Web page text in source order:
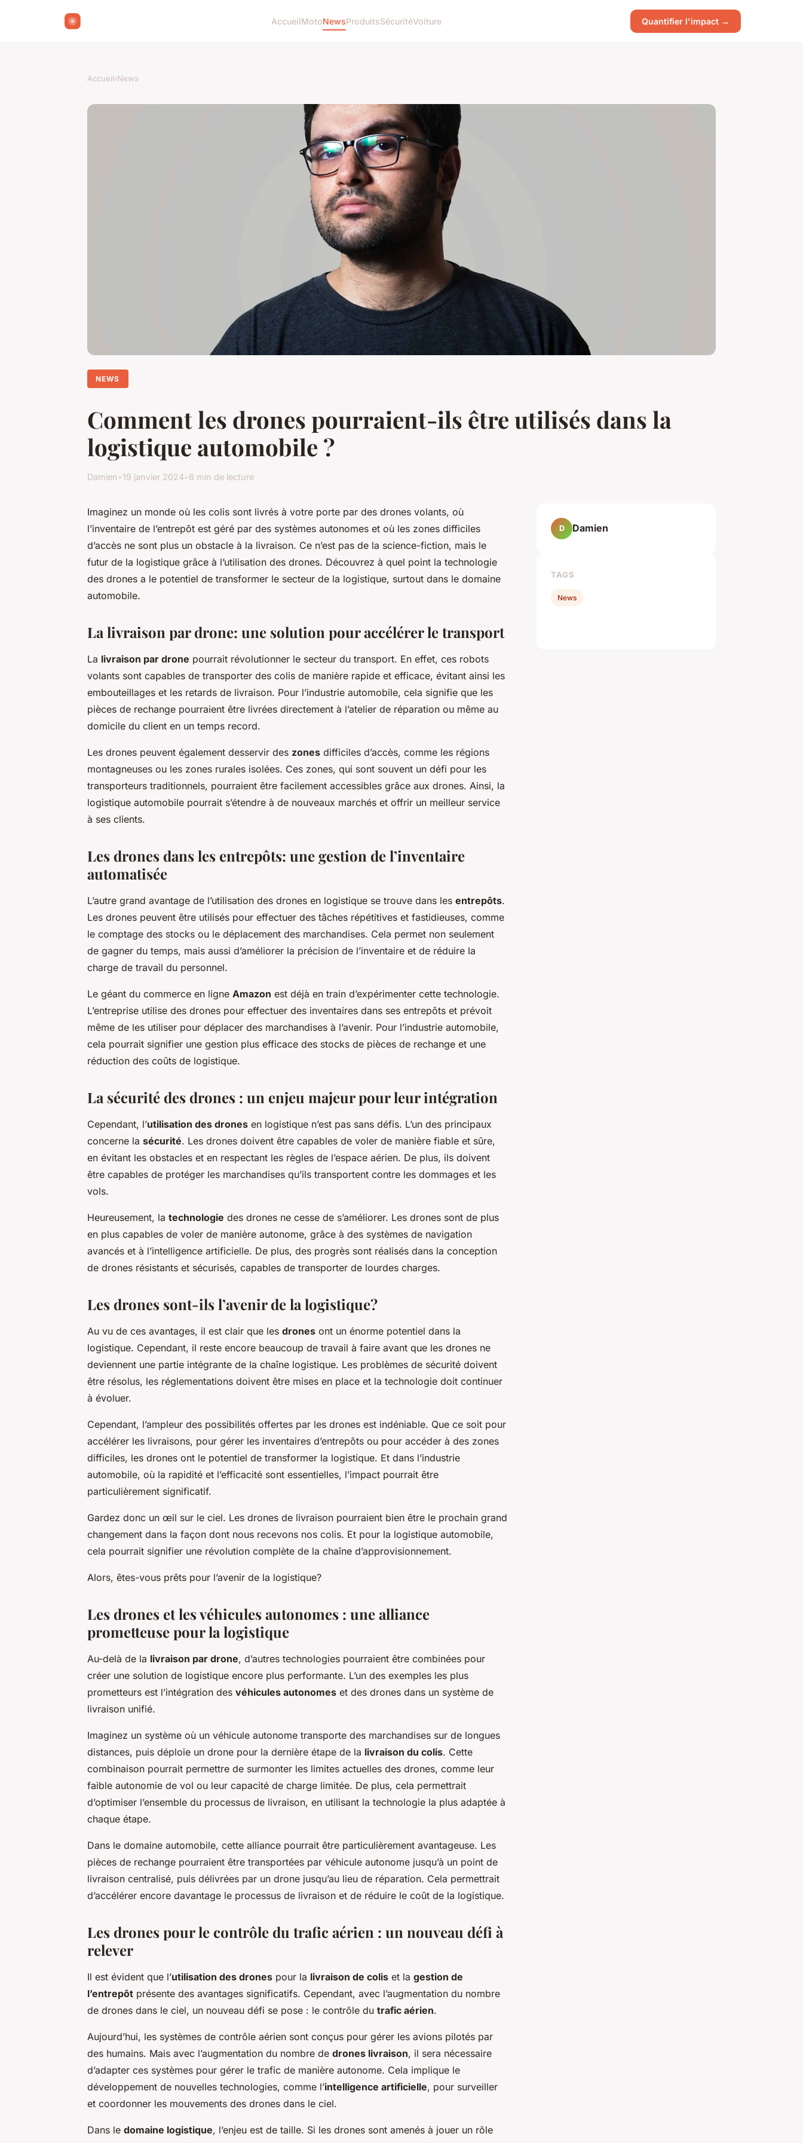
AccueilMotoNewsProduitsSécuritéVoiture Quantifier l'impact →
Accueil›News
NEWS
Comment les drones pourraient-ils être utilisés dans la
logistique automobile ?
Damien•19 janvier 2024•6 min de lecture
Imaginez un monde où les colis sont livrés à votre porte par des drones volants, où
l’inventaire de l’entrepôt est géré par des systèmes autonomes et où les zones difficiles
d’accès ne sont plus un obstacle à la livraison. Ce n’est pas de la science-fiction, mais le
futur de la logistique grâce à l’utilisation des drones. Découvrez à quel point la technologie
des drones a le potentiel de transformer le secteur de la logistique, surtout dans le domaine
automobile.
La livraison par drone: une solution pour accélérer le transport
La livraison par drone pourrait révolutionner le secteur du transport. En effet, ces robots
volants sont capables de transporter des colis de manière rapide et efficace, évitant ainsi les
embouteillages et les retards de livraison. Pour l’industrie automobile, cela signifie que les
pièces de rechange pourraient être livrées directement à l’atelier de réparation ou même au
domicile du client en un temps record.
Les drones peuvent également desservir des zones difficiles d’accès, comme les régions
montagneuses ou les zones rurales isolées. Ces zones, qui sont souvent un défi pour les
transporteurs traditionnels, pourraient être facilement accessibles grâce aux drones. Ainsi, la
logistique automobile pourrait s’étendre à de nouveaux marchés et offrir un meilleur service
à ses clients.
Les drones dans les entrepôts: une gestion de l’inventaire
automatisée
L’autre grand avantage de l’utilisation des drones en logistique se trouve dans les entrepôts.
Les drones peuvent être utilisés pour effectuer des tâches répétitives et fastidieuses, comme
le comptage des stocks ou le déplacement des marchandises. Cela permet non seulement
de gagner du temps, mais aussi d’améliorer la précision de l’inventaire et de réduire la
charge de travail du personnel.
Le géant du commerce en ligne Amazon est déjà en train d’expérimenter cette technologie.
L’entreprise utilise des drones pour effectuer des inventaires dans ses entrepôts et prévoit
même de les utiliser pour déplacer des marchandises à l’avenir. Pour l’industrie automobile,
cela pourrait signifier une gestion plus efficace des stocks de pièces de rechange et une
réduction des coûts de logistique.
La sécurité des drones : un enjeu majeur pour leur intégration
Cependant, l’utilisation des drones en logistique n’est pas sans défis. L’un des principaux
concerne la sécurité. Les drones doivent être capables de voler de manière fiable et sûre,
en évitant les obstacles et en respectant les règles de l’espace aérien. De plus, ils doivent
être capables de protéger les marchandises qu’ils transportent contre les dommages et les
vols.
Heureusement, la technologie des drones ne cesse de s’améliorer. Les drones sont de plus
en plus capables de voler de manière autonome, grâce à des systèmes de navigation
avancés et à l’intelligence artificielle. De plus, des progrès sont réalisés dans la conception
de drones résistants et sécurisés, capables de transporter de lourdes charges.
Les drones sont-ils l’avenir de la logistique?
Au vu de ces avantages, il est clair que les drones ont un énorme potentiel dans la
logistique. Cependant, il reste encore beaucoup de travail à faire avant que les drones ne
deviennent une partie intégrante de la chaîne logistique. Les problèmes de sécurité doivent
être résolus, les réglementations doivent être mises en place et la technologie doit continuer
à évoluer.
Cependant, l’ampleur des possibilités offertes par les drones est indéniable. Que ce soit pour
accélérer les livraisons, pour gérer les inventaires d’entrepôts ou pour accéder à des zones
difficiles, les drones ont le potentiel de transformer la logistique. Et dans l’industrie
automobile, où la rapidité et l’efficacité sont essentielles, l’impact pourrait être
particulièrement significatif.
Gardez donc un œil sur le ciel. Les drones de livraison pourraient bien être le prochain grand
changement dans la façon dont nous recevons nos colis. Et pour la logistique automobile,
cela pourrait signifier une révolution complète de la chaîne d’approvisionnement.
Alors, êtes-vous prêts pour l’avenir de la logistique?
Les drones et les véhicules autonomes : une alliance
prometteuse pour la logistique
Au-delà de la livraison par drone, d’autres technologies pourraient être combinées pour
créer une solution de logistique encore plus performante. L’un des exemples les plus
prometteurs est l’intégration des véhicules autonomes et des drones dans un système de
livraison unifié.
Imaginez un système où un véhicule autonome transporte des marchandises sur de longues
distances, puis déploie un drone pour la dernière étape de la livraison du colis. Cette
combinaison pourrait permettre de surmonter les limites actuelles des drones, comme leur
faible autonomie de vol ou leur capacité de charge limitée. De plus, cela permettrait
d’optimiser l’ensemble du processus de livraison, en utilisant la technologie la plus adaptée à
chaque étape.
Dans le domaine automobile, cette alliance pourrait être particulièrement avantageuse. Les
pièces de rechange pourraient être transportées par véhicule autonome jusqu’à un point de
livraison centralisé, puis délivrées par un drone jusqu’au lieu de réparation. Cela permettrait
d’accélérer encore davantage le processus de livraison et de réduire le coût de la logistique.
Les drones pour le contrôle du trafic aérien : un nouveau défi à
relever
Il est évident que l’utilisation des drones pour la livraison de colis et la gestion de
l’entrepôt présente des avantages significatifs. Cependant, avec l’augmentation du nombre
de drones dans le ciel, un nouveau défi se pose : le contrôle du trafic aérien.
Aujourd’hui, les systèmes de contrôle aérien sont conçus pour gérer les avions pilotés par
des humains. Mais avec l’augmentation du nombre de drones livraison, il sera nécessaire
d’adapter ces systèmes pour gérer le trafic de manière autonome. Cela implique le
développement de nouvelles technologies, comme l’intelligence artificielle, pour surveiller
et coordonner les mouvements des drones dans le ciel.
Dans le domaine logistique, l’enjeu est de taille. Si les drones sont amenés à jouer un rôle
D Damien
TAGS
News